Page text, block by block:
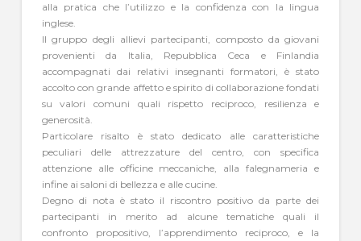
alla pratica che l’utilizzo e la confidenza con la lingua
inglese.
Il gruppo degli allievi partecipanti, composto da giovani
provenienti da Italia, Repubblica Ceca e Finlandia
accompagnati dai relativi insegnanti formatori, è stato
accolto con grande affetto e spirito di collaborazione fondati
su valori comuni quali rispetto reciproco, resilienza e
generosità.
Particolare risalto è stato dedicato alle caratteristiche
peculiari delle attrezzature del centro, con specifica
attenzione alle officine meccaniche, alla falegnameria e
infine ai saloni di bellezza e alle cucine.
Degno di nota è stato il riscontro positivo da parte dei
partecipanti in merito ad alcune tematiche quali il
confronto propositivo, l’apprendimento reciproco, e la